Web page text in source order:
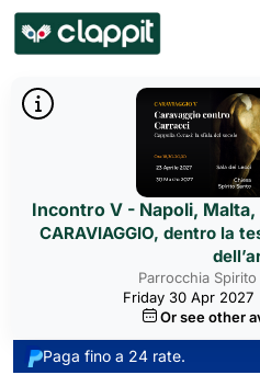
Incontro V - Napoli,
CARAVIAGGIO, dentro la
Parrocchia
Friday 30 Apr 2027
Or see other
Paga fino a 24 rate.